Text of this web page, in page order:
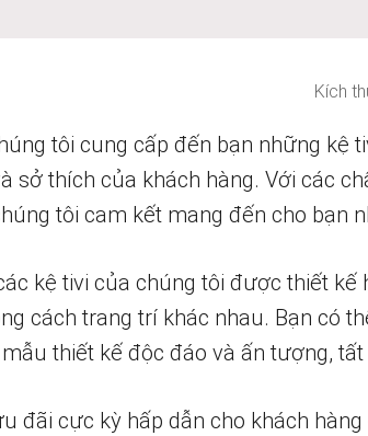
Kích
tôi cung cấp đến bạn những kệ
sở thích của khách hàng. Với các
tôi cam kết mang đến cho bạn
kệ tivi của chúng tôi được thiết
cách trang trí khác nhau. Bạn có
thiết kế độc đáo và ấn tượng,
đãi cực kỳ hấp dẫn cho khách